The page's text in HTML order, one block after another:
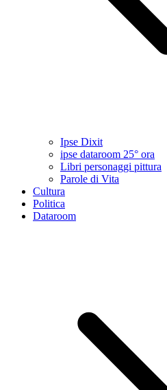
Ipse Dixit
ipse dataroom 25° ora
Libri personaggi pittura
Parole di Vita
Cultura
Politica
Dataroom